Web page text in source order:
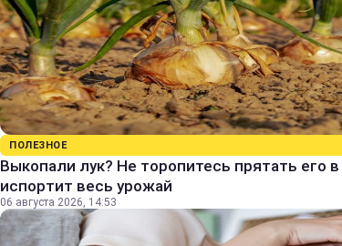
ПОЛЕЗНОЕ
Выкопали лук? Не торопитесь прятать его
испортит весь урожай
06 августа 2026, 14:53